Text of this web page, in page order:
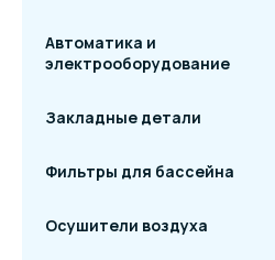
Автоматика и
электрооборудование
Закладные детали
Фильтры для бассейна
Осушители воздуха